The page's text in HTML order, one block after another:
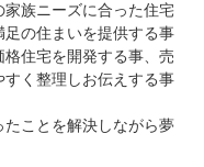
族ニーズに合った住宅
の住まいを提供する事
住宅を開発する事、売
すく整理しお伝えする事
ことを解決しながら夢